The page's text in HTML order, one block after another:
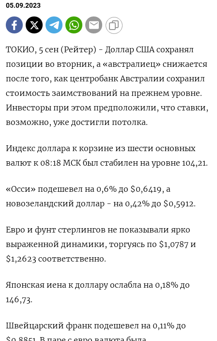
05.09.2023
ТОКИО, 5 сен (Рейтер) - Доллар США сохранял
позиции во вторник, а «австралиец» снижается
после того, как центробанк Австралии сохранил
стоимость заимствований на прежнем уровне.
Инвесторы при этом предположили, что ставки,
возможно, уже достигли потолка.
Индекс доллара к корзине из шести основных
валют к 08:18 МСК был стабилен на уровне 104,21​.
«Осси» подешевел на 0,6% до $0,6419​, а
новозеландский доллар - на 0,42% до $0,5912​.
Евро и фунт стерлингов не показывали ярко
выраженной динамики, торгуясь по $1,0787​ и
$1,2623 соответственно.
Японская иена к доллару ослабла на 0,18%​ до
146,73.
Швейцарский франк подешевел на 0,11% до